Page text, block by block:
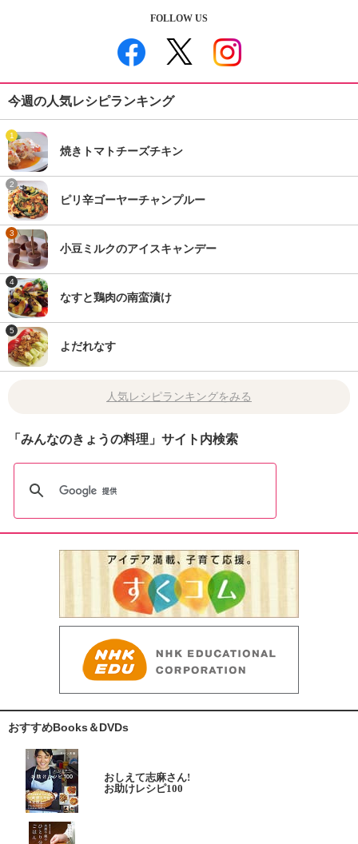
FOLLOW US
今週の人気レシピランキング
1
焼きトマトチーズチキン
2
ピリ辛ゴーヤーチャンプルー
3
小豆ミルクのアイスキャンデー
4
なすと鶏肉の南蛮漬け
5
よだれなす
人気レシピランキングをみる
「みんなのきょうの料理」サイト内検索
おすすめBooks＆DVDs
おしえて志麻さん!
お助けレシピ100